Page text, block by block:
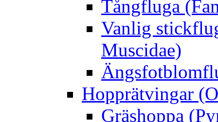
Tångfluga
Vanlig
Muscidae)
Hopprätvingar
Gräshoppa